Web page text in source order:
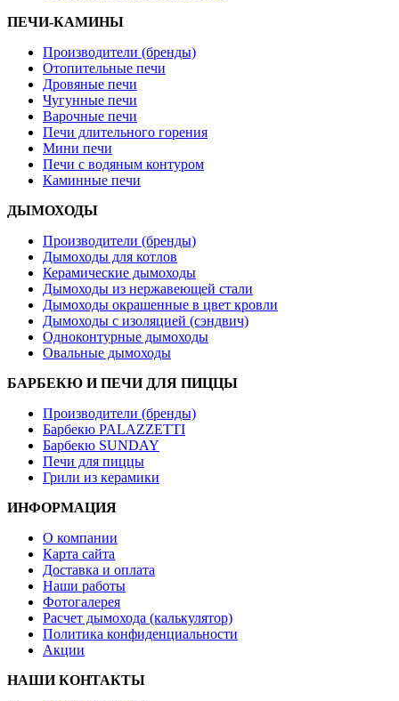
ПЕЧИ-КАМИНЫ
Производители (бренды)
Отопительные печи
Дровяные печи
Чугунные печи
Варочные печи
Печи длительного горения
Мини печи
Печи с водяным контуром
Каминные печи
ДЫМОХОДЫ
Производители (бренды)
Дымоходы для котлов
Керамические дымоходы
Дымоходы из нержавеющей стали
Дымоходы окрашенные в цвет кровли
Дымоходы с изоляцией (сэндвич)
Одноконтурные дымоходы
Овальные дымоходы
БАРБЕКЮ И ПЕЧИ ДЛЯ ПИЦЦЫ
Производители (бренды)
Барбекю PALAZZETTI
Барбекю SUNDAY
Печи для пиццы
Грили из керамики
ИНФОРМАЦИЯ
О компании
Карта сайта
Доставка и оплата
Наши работы
Фотогалерея
Расчет дымохода (калькулятор)
Политика конфиденциальности
Акции
НАШИ КОНТАКТЫ